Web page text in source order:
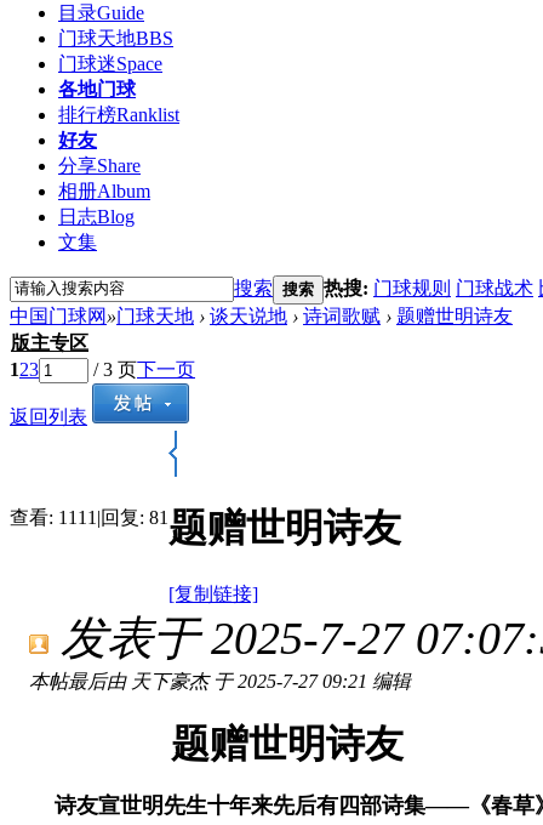
目录Guide
门球天地BBS
门球迷Space
各地门球
排行榜Ranklist
好友
分享Share
相册Album
日志Blog
文集
搜索 搜索 热搜: 门球规则 门球战术
中国门球网 »门球天地 › 谈天说地 › 诗词歌赋 › 题赠世明诗友
版主专区
123 / 3 页下一页
返回列表
查看: 1111 |回复: 81 题赠世明诗友
[复制链接]
发表于 2025-7-27
本帖最后由 天下豪杰 于 2025-7-27 09:21 编辑
题赠世明诗友
诗友宣世明先生十年来先后有四部诗集——《春草